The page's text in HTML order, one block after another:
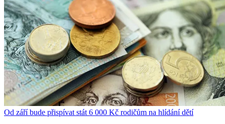
Od září bude přispívat stát 6 000 Kč rodičům na hlídání dětí